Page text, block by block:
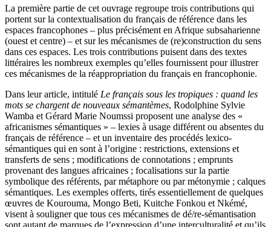
La première partie de cet ouvrage regroupe trois contributions qui
portent sur la contextualisation du français de référence dans les
espaces francophones – plus précisément en Afrique subsaharienne
(ouest et centre) – et sur les mécanismes de (re)construction du sens
dans ces espaces. Les trois contributions puisent dans des textes
littéraires les nombreux exemples qu’elles fournissent pour illustrer
ces mécanismes de la réappropriation du français en francophonie.
Dans leur article, intitulé Le français sous les tropiques : quand les
mots se chargent de nouveaux sémantèmes, Rodolphine Sylvie
Wamba et Gérard Marie Noumssi proposent une analyse des «
africanismes sémantiques » – lexies à usage différent ou absentes du
français de référence – et un inventaire des procédés lexico-
sémantiques qui en sont à l’origine : restrictions, extensions et
transferts de sens ; modifications de connotations ; emprunts
provenant des langues africaines ; focalisations sur la partie
symbolique des référents, par métaphore ou par métonymie ; calques
sémantiques. Les exemples offerts, tirés essentiellement de quelques
œuvres de Kourouma, Mongo Beti, Kuitche Fonkou et Nkémé,
visent à souligner que tous ces mécanismes de dé/re-sémantisation